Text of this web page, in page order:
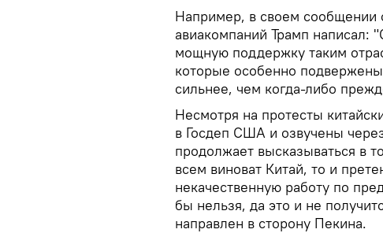
Например, в своем сообщении
авиакомпаний Трамп написал:
мощную поддержку таким
которые особенно
сильнее, чем когда-либо
Несмотря на протесты
в Госдеп США и озвучены
продолжает высказываться в
всем виноват Китай, то и
некачественную работу по
бы нельзя, да это и не
направлен в сторону Пекина.